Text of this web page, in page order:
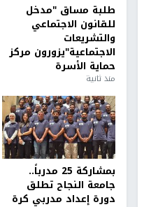
طلبة مساق "مدخل
للقانون الاجتماعي
والتشريعات
الاجتماعية"يزورون مركز
حماية الأسرة
منذ ثانية
بمشاركة 25 مدرباً..
جامعة النجاح تطلق
دورة إعداد مدربي كرة